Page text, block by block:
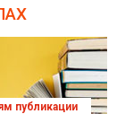
публикации